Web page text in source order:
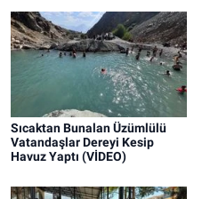
Sıcaktan Bunalan Üzümlülü
Vatandaşlar Dereyi Kesip
Havuz Yaptı (VİDEO)